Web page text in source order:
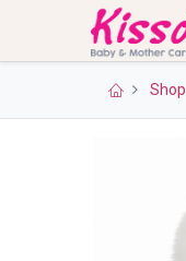
Shop